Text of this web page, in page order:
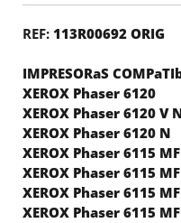
REF: 113R00692 ORIG
IMPRESORaS
XEROX Phaser 6120
XEROX Phaser 6120 V
XEROX Phaser 6120 N
XEROX Phaser 6115
XEROX Phaser 6115
XEROX Phaser 6115
XEROX Phaser 6115